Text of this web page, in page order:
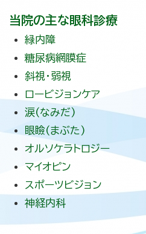
当院の主な眼科診療
緑内障
糖尿病網膜症
斜視・弱視
ロービジョンケア
涙(なみだ)
眼瞼(まぶた)
オルソケラトロジー
マイオピン
スポーツビジョン
神経内科